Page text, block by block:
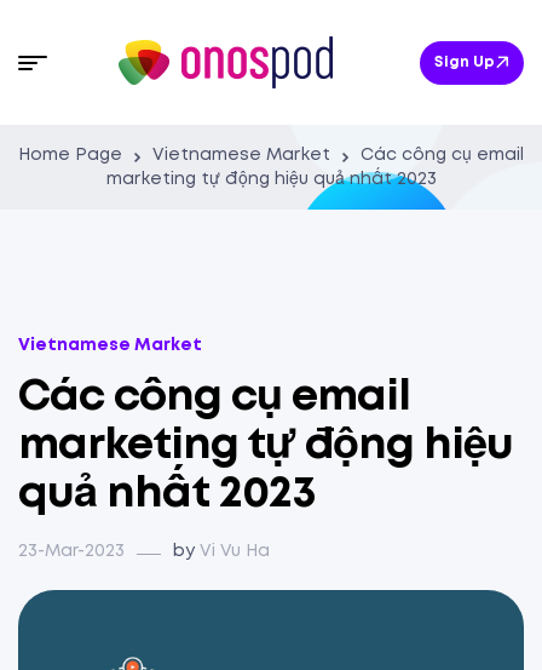
Sign Up
Home Page Vietnamese Market
Các công cụ email
marketing tự động hiệu quả nhất 2023
Vietnamese Market
Các công cụ email
marketing tự động hiệu
quả nhất 2023
23-Mar-2023 by Vi Vu Ha